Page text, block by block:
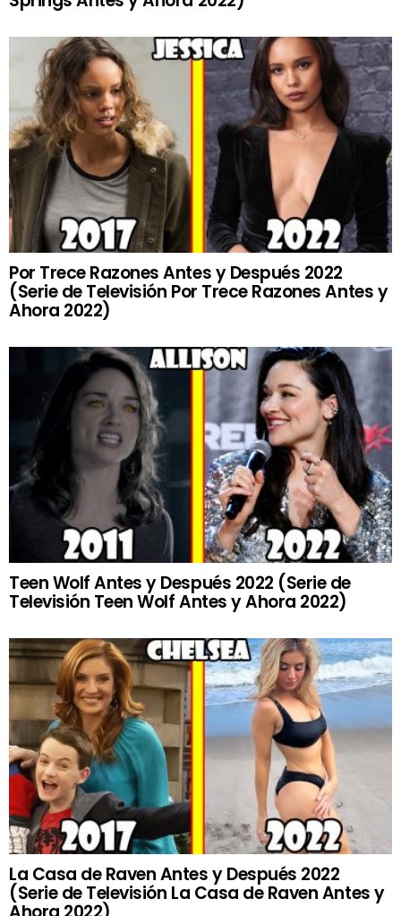
Por Trece Razones Antes y Después 2022
(Serie de Televisión Por Trece Razones Antes y
Ahora 2022)
Teen Wolf Antes y Después 2022 (Serie de
Televisión Teen Wolf Antes y Ahora 2022)
La Casa de Raven Antes y Después 2022
(Serie de Televisión La Casa de Raven Antes y